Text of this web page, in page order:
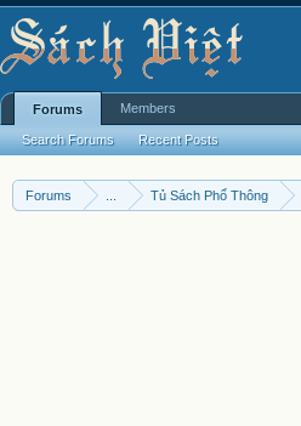
Forums Tủ Sách Phổ Thông
Forums
Search Forums Recent Posts
Members